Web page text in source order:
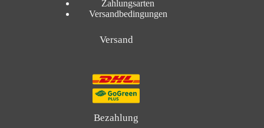
Zahlungsarten
Versandbedingungen
Versand
Bezahlung